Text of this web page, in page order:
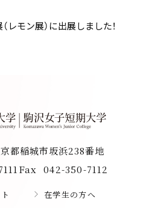
レモン展）に出展しました！
都稲城市坂浜238番地
Fax 042-350-7112
在学生の方へ